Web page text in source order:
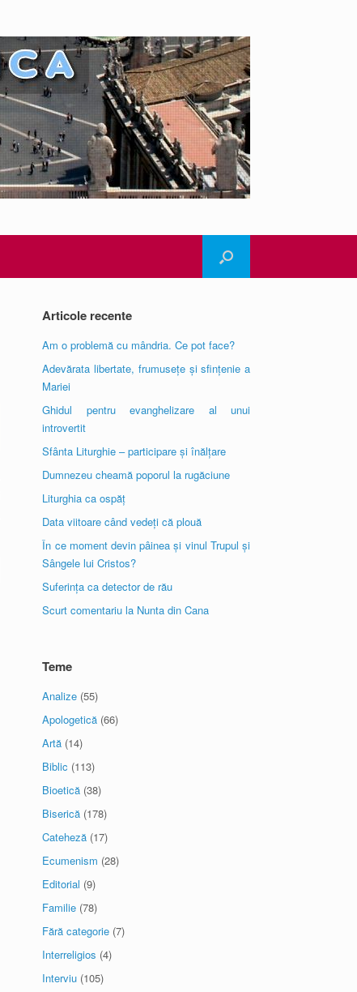
Articole recente
Am o problemă cu mândria. Ce pot face?
Adevărata libertate, frumusețe și sfințenie a
Mariei
Ghidul pentru evanghelizare al unui
introvertit
Sfânta Liturghie – participare și înălțare
Dumnezeu cheamă poporul la rugăciune
Liturghia ca ospăț
Data viitoare când vedeți că plouă
În ce moment devin pâinea și vinul Trupul și
Sângele lui Cristos?
Suferința ca detector de rău
Scurt comentariu la Nunta din Cana
Teme
Analize (55)
Apologetică (66)
Artă (14)
Biblic (113)
Bioetică (38)
Biserică (178)
Cateheză (17)
Ecumenism (28)
Editorial (9)
Familie (78)
Fără categorie (7)
Interreligios (4)
Interviu (105)